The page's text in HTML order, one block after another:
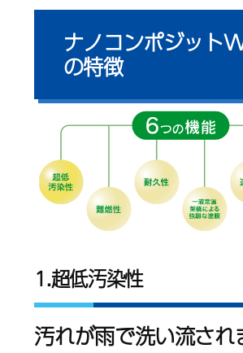
ナノコンポジット
の特徴
1.超低汚染性
汚れが雨で洗い流され